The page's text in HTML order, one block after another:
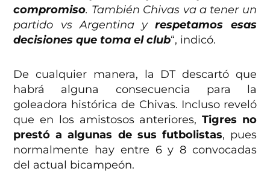
compromiso. También Chivas va a tener un
partido vs Argentina yrespetamos esas
decisiones que toma el club“, indicó.
De cualquier manera, la DT descartó que
habrá alguna consecuencia para la
goleadora histórica de Chivas. Incluso reveló
que en los amistosos anteriores, Tigres no
prestó a algunas de sus futbolistas, pues
normalmente hay entre 6 y 8 convocadas
del actual bicampeón.